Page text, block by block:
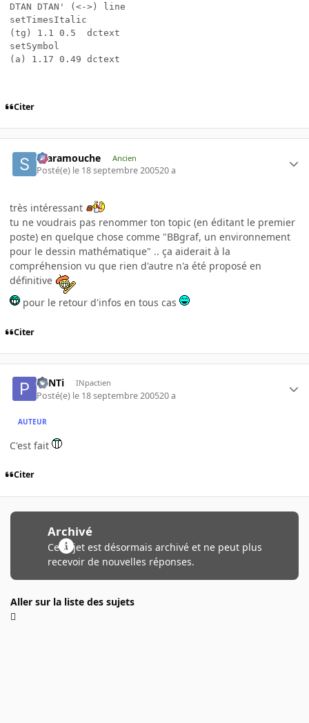
DTAN DTAN' (<->) line
setTimesItalic
(tg) 1.1 0.5  dctext
setSymbol
(a) 1.17 0.49 dctext
Citer
Scaramouche Ancien
Posté(e) le 18 septembre 200520 a
très intéressant
tu ne voudrais pas renommer ton topic (en éditant le premier
poste) en quelque chose comme "BBgraf, un environnement
pour le dessin mathématique" .. ça aiderait à la
compréhension vu que rien d'autre n'a été proposé en
définitive
pour le retour d'infos en tous cas
Citer
PaNTi INpactien
Posté(e) le 18 septembre 200520 a
AUTEUR
C'est fait
Citer
Archivé
Ce sujet est désormais archivé et ne peut plus
recevoir de nouvelles réponses.
Aller sur la liste des sujets